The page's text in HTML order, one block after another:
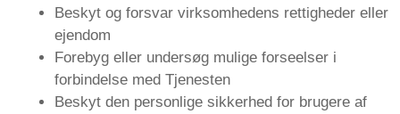
Beskyt og forsvar virksomhedens rettigheder eller
ejendom
Forebyg eller undersøg mulige forseelser i
forbindelse med Tjenesten
Beskyt den personlige sikkerhed for brugere af